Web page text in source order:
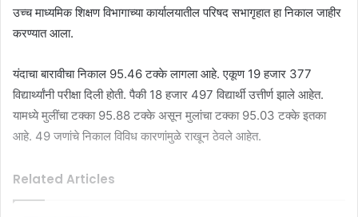
उच्च माध्यमिक शिक्षण विभागाच्या कार्यालयातील परिषद सभागृहात हा निकाल जाहीर
करण्यात आला.
यंदाचा बारावीचा निकाल 95.46 टक्के लागला आहे. एकूण 19 हजार 377
विद्यार्थ्यांनी परीक्षा दिली होती. पैकी 18 हजार 497 विद्यार्थी उत्तीर्ण झाले आहेत.
यामध्ये मुलींचा टक्का 95.88 टक्के असून मुलांचा टक्का 95.03 टक्के इतका
आहे. 49 जणांचे निकाल विविध कारणांमुळे राखून ठेवले आहेत.
Related Articles